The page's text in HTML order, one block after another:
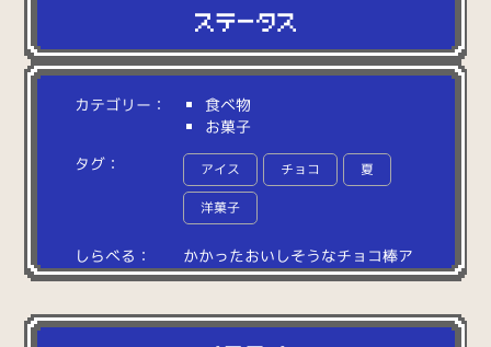
カテゴリー：
食べ物
お菓子
タグ：
アイス チョコ 夏
洋菓子
しらべる： かかったおい しそうなチ ョ コ棒ア
イス。